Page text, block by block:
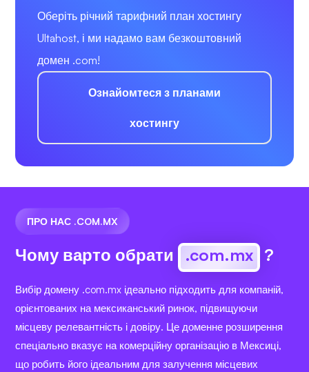
Оберіть річний тарифний план хостингу
Ultahost, і ми надамо вам безкоштовний
домен .com!
Ознайомтеся з планами
хостингу
ПРО НАС .COM.MX
Чому варто обрати .com.mx ?
Вибір домену .com.mx ідеально підходить для компаній,
орієнтованих на мексиканський ринок, підвищуючи
місцеву релевантність і довіру. Це доменне розширення
спеціально вказує на комерційну організацію в Мексиці,
що робить його ідеальним для залучення місцевих